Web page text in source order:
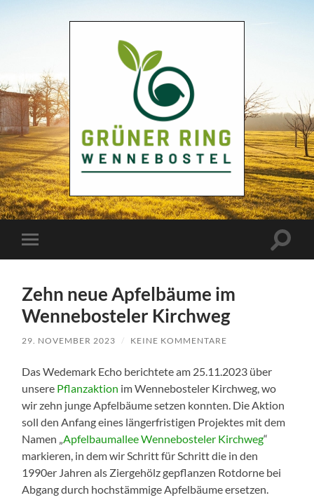
Grüner
Ring
Wennebostel
Mobile-
Menü
Zehn neue Apfelbäume im
Wennebosteler Kirchweg
29. NOVEMBER 2023 / KEINE KOMMENTARE
Das Wedemark Echo berichtete am 25.11.2023 über
unsere Pflanzaktion im Wennebosteler Kirchweg, wo
wir zehn junge Apfelbäume setzen konnten. Die Aktion
soll den Anfang eines längerfristigen Projektes mit dem
Namen „ Apfelbaumallee Wennebosteler Kirchweg“
markieren, in dem wir Schritt für Schritt die in den
1990er Jahren als Ziergehölz gepflanzen Rotdorne bei
Abgang durch hochstämmige Apfelbäume ersetzen.